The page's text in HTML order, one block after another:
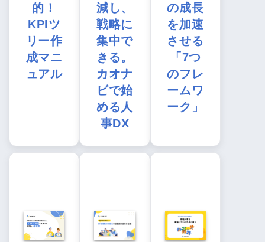
的！
KPIツ
リー作
成マニ
ュアル
減し、
戦略に
集中で
きる。
カオナ
ビで始
める人
事DX
の成長
を加速
させる
「7つ
のフレ
ームワ
ーク」